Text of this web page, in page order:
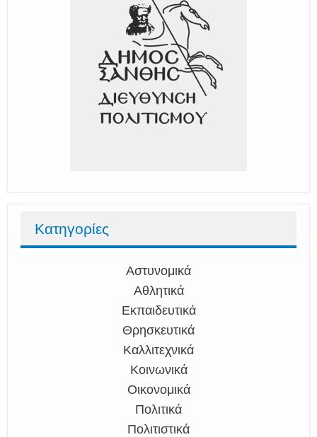
Κατηγορίες
Αστυνομικά
Αθλητικά
Εκπαιδευτικά
Θρησκευτικά
Καλλιτεχνικά
Κοινωνικά
Οικονομικά
Πολιτικά
Πολιτιστικά